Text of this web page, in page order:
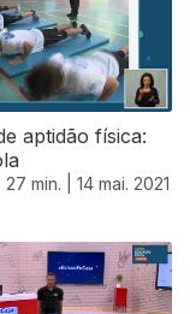
aptidão física:
27 min. | 14 mai. 2021